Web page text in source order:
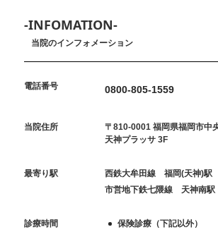
-INFOMATION-
当院のインフォメーション
電話番号 0800-805-1559
当院住所
〒810-0001 福岡県福岡市中
天神プラッサ 3F
最寄り駅
西鉄大牟田線 福岡(天神)駅
市営地下鉄七隈線 天神南駅
診療時間
保険診療（下記以外）